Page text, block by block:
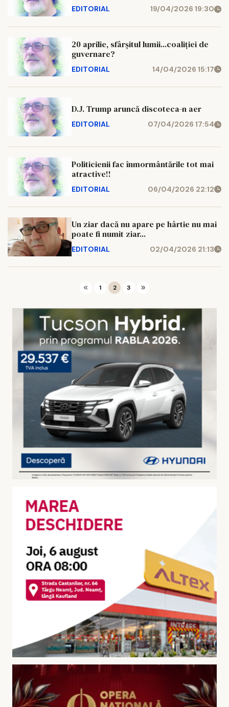
EDITORIAL 19/04/2026 19:30
20 aprilie, sfârșitul lumii...coaliției de
guvernare?
EDITORIAL 14/04/2026 15:17
D.J. Trump aruncă discoteca-n aer
EDITORIAL 07/04/2026 17:54
Politicienii fac înmormântările tot mai
atractive!!
EDITORIAL 06/04/2026 22:12
Un ziar dacă nu apare pe hârtie nu mai
poate fi numit ziar...
EDITORIAL 02/04/2026 21:13
1 2 3